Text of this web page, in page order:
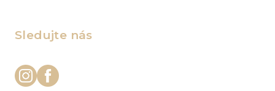
Sledujte nás